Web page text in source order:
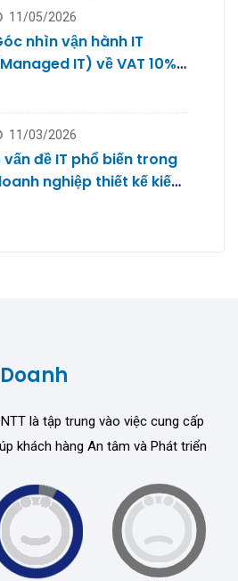
11/05/2026
nhìn vận hành IT
IT) về VAT 10%
11/03/2026
vấn đề IT phổ biến trong
nghiệp thiết kế kiến
là tập trung vào việc cung cấp
khách hàng An tâm và Phát triển